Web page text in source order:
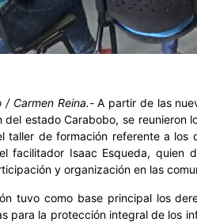
/ Carmen Reina.-A partir de las
del estado Carabobo, se reunieron
taller de formación referente a
facilitador Isaac Esqueda, quien
y organización en las
tuvo como base principal los
para la protección integral de los